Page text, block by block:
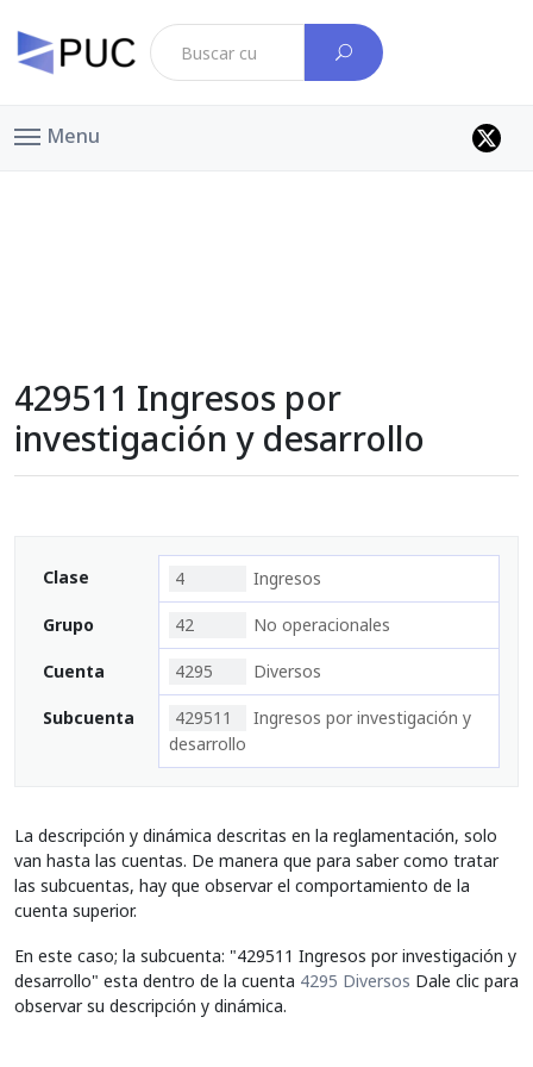
Menu
429511 Ingresos por
investigación y desarrollo
Clase 4 Ingresos
Grupo 42 No operacionales
Cuenta 4295 Diversos
Subcuenta 429511
Ingresos por investigación y
desarrollo
La descripción y dinámica descritas en la reglamentación, solo
van hasta las cuentas. De manera que para saber como tratar
las subcuentas, hay que observar el comportamiento de la
cuenta superior.
En este caso; la subcuenta: "429511 Ingresos por investigación y
desarrollo" esta dentro de la cuenta 4295 Diversos Dale clic para
observar su descripción y dinámica.